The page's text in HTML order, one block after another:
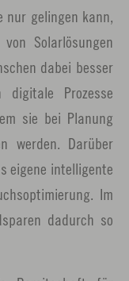
nur gelingen kann,
Solarlösungen
dabei besser
Prozesse
sie bei Planung
werden. Darüber
eigene intelligente
Im
dadurch so